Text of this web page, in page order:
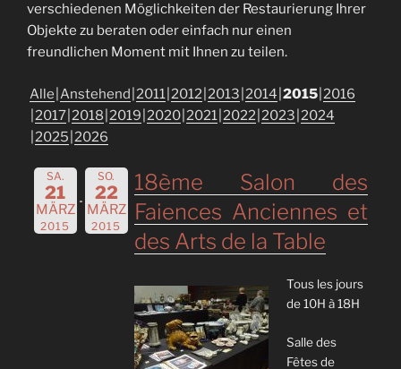
verschiedenen Möglichkeiten der Restaurierung Ihrer
Objekte zu beraten oder einfach nur einen
freundlichen Moment mit Ihnen zu teilen.
Alle Anstehend 2011 2012 2013 2014 2015 2016
2017 2018 2019 2020 2021 2022 2023 2024
2025 2026
SA.
21
MÄRZ
2015
SO.
22
MÄRZ
2015
18ème Salon des
Faiences Anciennes et
des Arts de la Table
Tous les jours
de 10H à 18H
Salle des
Fêtes de